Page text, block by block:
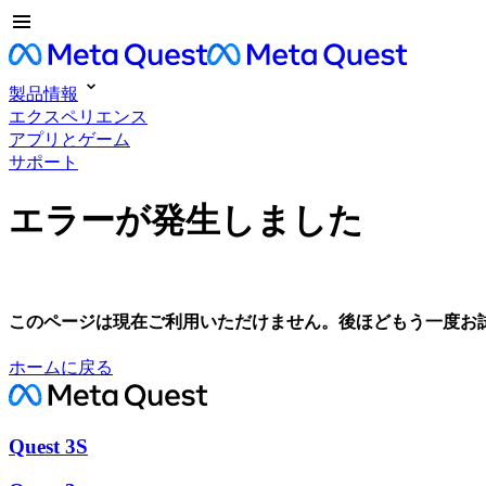
製品情報
エクスペリエンス
アプリとゲーム
サポート
エラーが発生しました
このページは現在ご利用いただけません。後ほどもう一度お
ホームに戻る
Quest 3S